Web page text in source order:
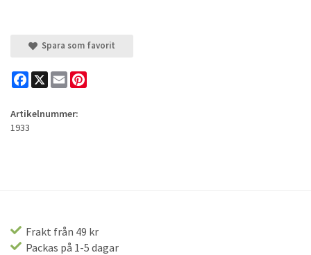
Spara som favorit
Facebook
X Email
Artikelnummer:
1933
Frakt från 49 kr
Packas på 1-5 dagar